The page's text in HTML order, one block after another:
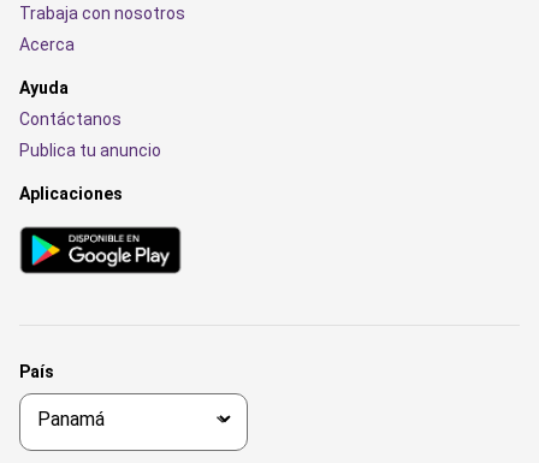
Trabaja con nosotros
Acerca
Ayuda
Contáctanos
Publica tu anuncio
Aplicaciones
País